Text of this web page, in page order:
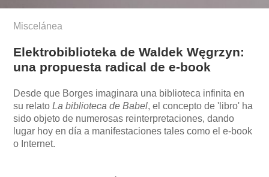
Miscelánea
Elektrobiblioteka de Waldek Węgrzyn:
una propuesta radical de e-book
Desde que Borges imaginara una biblioteca infinita en
su relatoLa biblioteca de Babel, el concepto de 'libro' ha
sido objeto de numerosas reinterpretaciones, dando
lugar hoy en día a manifestaciones tales como el e-book
o Internet.